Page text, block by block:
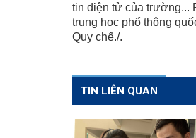
tin điện tử của trường...
trung học phổ thông
Quy chế./.
TIN LIÊN QUAN